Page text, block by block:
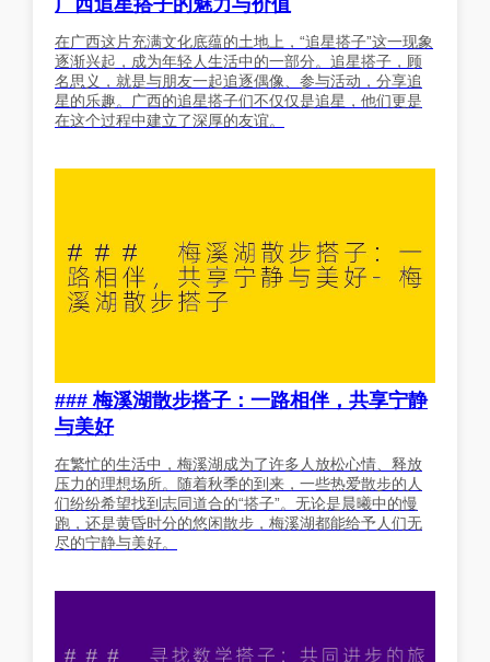
广西追星搭子的魅力与价值
在广西这片充满文化底蕴的土地上，“追星搭子”这一现象
逐渐兴起，成为年轻人生活中的一部分。追星搭子，顾
名思义，就是与朋友一起追逐偶像、参与活动，分享追
星的乐趣。广西的追星搭子们不仅仅是追星，他们更是
在这个过程中建立了深厚的友谊。
### 梅溪湖散步搭子：一路相伴，共享宁静
与美好
在繁忙的生活中，梅溪湖成为了许多人放松心情、释放
压力的理想场所。随着秋季的到来，一些热爱散步的人
们纷纷希望找到志同道合的“搭子”。无论是晨曦中的慢
跑，还是黄昏时分的悠闲散步，梅溪湖都能给予人们无
尽的宁静与美好。